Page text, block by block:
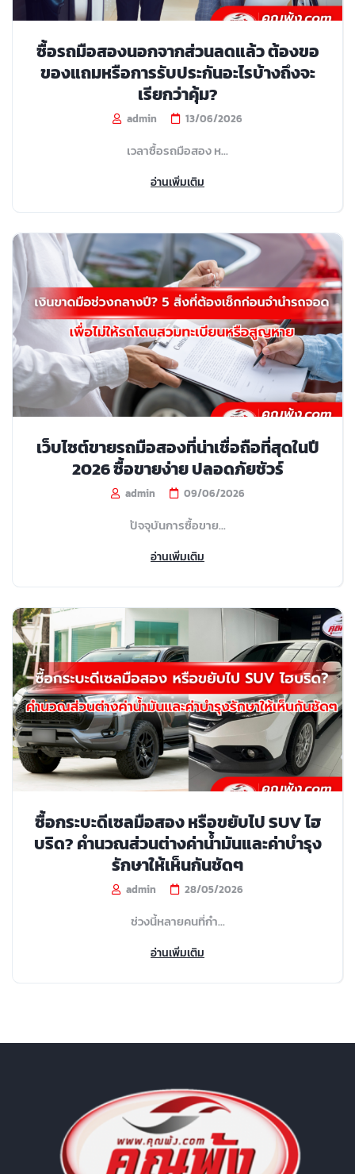
ซื้อรถมือสองนอกจากส่วนลดแล้ว ต้องขอ
ของแถมหรือการรับประกันอะไรบ้างถึงจะ
เรียกว่าคุ้ม?
admin 13/06/2026
เวลาซื้อรถมือสอง ห...
อ่านเพิ่มเติม
เว็บไซต์ขายรถมือสองที่น่าเชื่อถือที่สุดในปี
2026 ซื้อขายง่าย ปลอดภัยชัวร์
admin 09/06/2026
ปัจจุบันการซื้อขาย...
อ่านเพิ่มเติม
ซื้อกระบะดีเซลมือสอง หรือขยับไป SUV ไฮ
บริด? คำนวณส่วนต่างค่าน้ำมันและค่าบำรุง
รักษาให้เห็นกันชัดๆ
admin 28/05/2026
ช่วงนี้หลายคนที่กำ...
อ่านเพิ่มเติม